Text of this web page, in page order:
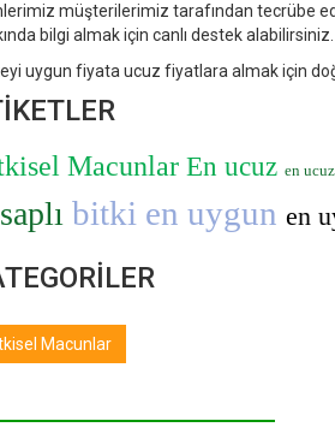
müşterilerimiz tarafından tecrübe
bilgi almak için canlı destek alabilirsiniz.
uygun fiyata ucuz fiyatlara almak için
Macunlar En ucuz en
bitki en uygun en
Macunlar